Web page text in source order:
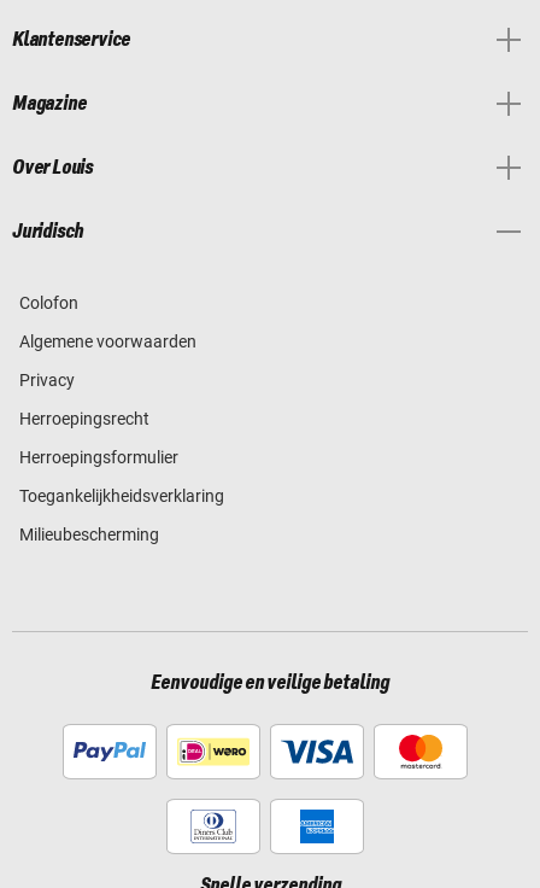
Klantenservice
Magazine
Over Louis
Juridisch
Colofon
Algemene voorwaarden
Privacy
Herroepingsrecht
Herroepingsformulier
Toegankelijkheidsverklaring
Milieubescherming
Eenvoudige en veilige betaling